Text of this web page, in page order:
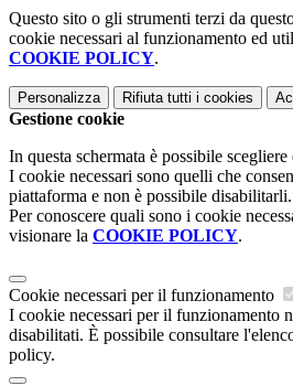
Questo sito o gli strumenti terzi da
cookie necessari al funzionamento ed
COOKIE POLICY.
Personalizza Rifiuta tutti i cookies
Gestione cookie
In questa schermata è possibile
I cookie necessari sono quelli che
piattaforma e non è possibile disabilitarli.
Per conoscere quali sono i cookie
visionare la COOKIE POLICY.
Cookie necessari per il funzionamento
I cookie necessari per il funzionamento
disabilitati. È possibile consultare
policy.